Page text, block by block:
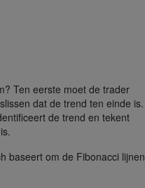
Ten eerste moet de trader
dat de trend ten einde is.
de trend en tekent
baseert om de Fibonacci lijnen